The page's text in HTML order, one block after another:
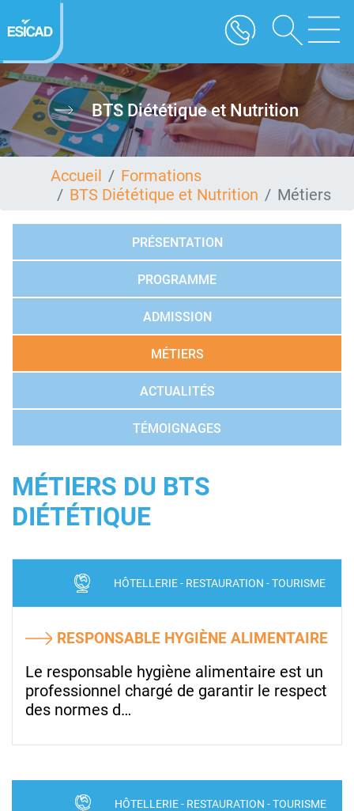
au
contenu
BTS Diététique et Nutrition
Accueil
Formations
BTS Diététique et Nutrition
Métiers
PRÉSENTATION
PROGRAMME
ADMISSION
MÉTIERS
ACTUALITÉS
TÉMOIGNAGES
MÉTIERS DU BTS
DIÉTÉTIQUE
RESPONSABLE HYGIÈNE ALIMENTAIRE
HÔTELLERIE - RESTAURATION - TOURISME
Le responsable hygiène alimentaire est un
professionnel chargé de garantir le respect
des normes d…
HÔTELLERIE - RESTAURATION - TOURISME